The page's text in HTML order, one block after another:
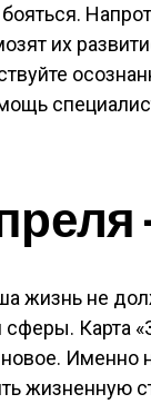
их
жизнь не
Карта
жизненную